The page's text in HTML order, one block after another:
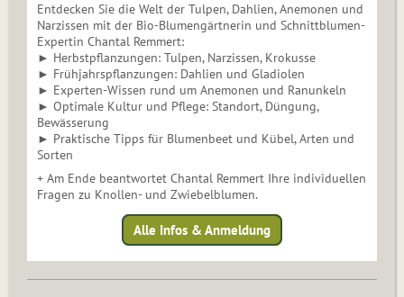
Entdecken Sie die Welt der Tulpen, Dahlien, Anemonen und
Narzissen mit der Bio-Blumengärtnerin und Schnittblumen-
Expertin Chantal Remmert:
► Herbstpflanzungen: Tulpen, Narzissen, Krokusse
► Frühjahrspflanzungen: Dahlien und Gladiolen
► Experten-Wissen rund um Anemonen und Ranunkeln
► Optimale Kultur und Pflege: Standort, Düngung,
Bewässerung
► Praktische Tipps für Blumenbeet und Kübel, Arten und
Sorten
+ Am Ende beantwortet Chantal Remmert Ihre individuellen
Fragen zu Knollen- und Zwiebelblumen.
Alle Infos & Anmeldung